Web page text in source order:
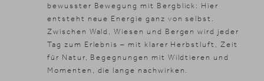
bewusster Bewegung mit Bergblick: Hier
entsteht neue Energie ganz von selbst.
Zwischen Wald, Wiesen und Bergen wird jeder
Tag zum Erlebnis – mit klarer Herbstluft, Zeit
für Natur, Begegnungen mit Wildtieren und
Momenten, die lange nachwirken.